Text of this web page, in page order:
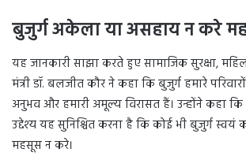
बुजुर्ग अकेला या असहाय न करे
यह जानकारी साझा करते हुए सामाजिक सुरक्षा,
मंत्री डॉ. बलजीत कौर ने कहा कि बुजुर्ग हमारे
अनुभव और हमारी अमूल्य विरासत हैं। उन्होंने कहा
उद्देश्य यह सुनिश्चित करना है कि कोई भी बुजुर्ग
महसूस न करे।